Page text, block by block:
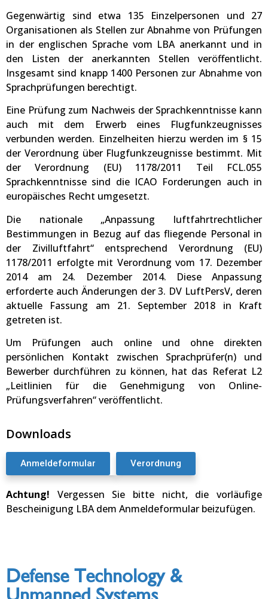
Gegenwärtig sind etwa 135 Einzelpersonen und 27
Organisationen als Stellen zur Abnahme von Prüfungen
in der englischen Sprache vom LBA anerkannt und in
den Listen der anerkannten Stellen veröffentlicht.
Insgesamt sind knapp 1400 Personen zur Abnahme von
Sprachprüfungen berechtigt.
Eine Prüfung zum Nachweis der Sprachkenntnisse kann
auch mit dem Erwerb eines Flugfunkzeugnisses
verbunden werden. Einzelheiten hierzu werden im § 15
der Verordnung über Flugfunkzeugnisse bestimmt. Mit
der Verordnung (EU) 1178/2011 Teil FCL.055
Sprachkenntnisse sind die ICAO Forderungen auch in
europäisches Recht umgesetzt.
Die nationale „Anpassung luftfahrtrechtlicher
Bestimmungen in Bezug auf das fliegende Personal in
der Zivilluftfahrt“ entsprechend Verordnung (EU)
1178/2011 erfolgte mit Verordnung vom 17. Dezember
2014 am 24. Dezember 2014. Diese Anpassung
erforderte auch Änderungen der 3. DV LuftPersV, deren
aktuelle Fassung am 21. September 2018 in Kraft
getreten ist.
Um Prüfungen auch online und ohne direkten
persönlichen Kontakt zwischen Sprachprüfer(n) und
Bewerber durchführen zu können, hat das Referat L2
„Leitlinien für die Genehmigung von Online-
Prüfungsverfahren“ veröffentlicht.
Downloads
Anmeldeformular Verordnung
Achtung! Vergessen Sie bitte nicht, die vorläufige
Bescheinigung LBA dem Anmeldeformular beizufügen.
Defense Technology &